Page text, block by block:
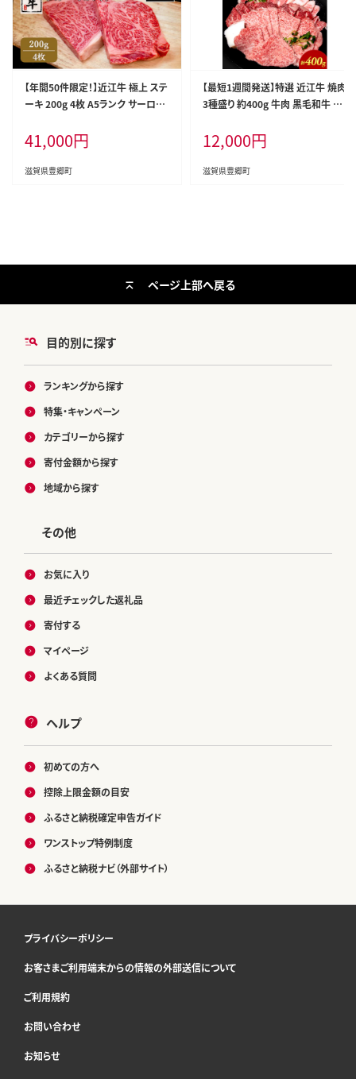
【年間50件限定！】近江牛 極上 ステ
ーキ 200g 4枚 A5ランク サーロイ
毛和牛 ブランド牛 牛肉 お肉 肉 牛
肩ロース 冷蔵 滋賀 高級部位 特選
牛
41,000円
滋賀県豊郷町
【最短1週間発送】特選 近江牛 焼肉
3種盛り 約400g 牛肉 黒毛和牛 焼
和牛 日本三大和牛 ブランド牛 BB
Q バーベキュー 滋賀県 豊郷町
12,000円
滋賀県豊郷町
目的別に探す
ランキングから探す
特集・キャンペーン
カテゴリーから探す
寄付金額から探す
地域から探す
その他
お気に入り
最近チェックした返礼品
寄付する
マイページ
よくある質問
ヘルプ
初めての方へ
控除上限金額の目安
ふるさと納税確定申告ガイド
ワンストップ特例制度
ふるさと納税ナビ（外部サイト）
ページ上部へ戻る
プライバシーポリシー
お客さまご利用端末からの情報の外部送信について
ご利用規約
お問い合わせ
お知らせ